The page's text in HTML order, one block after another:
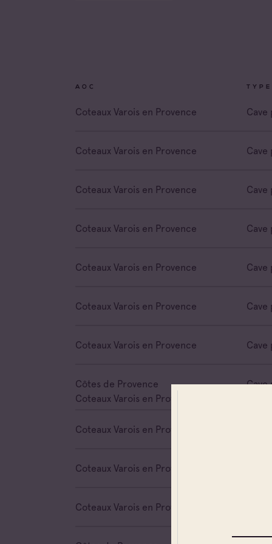
Côtes
AOC TYPE
Coteaux Varois en Provence
Coteaux Varois en Provence
Coteaux Varois en Provence
Coteaux Varois en Provence
Coteaux Varois en Provence
Coteaux Varois en Provence
Coteaux Varois en Provence
Côtes de Provence
Coteaux Varois en Provence
Coteaux Varois en Provence
Coteaux Varois en Provence
Coteaux Varois en Provence